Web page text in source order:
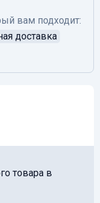
вам подходит:
доставка
товара в